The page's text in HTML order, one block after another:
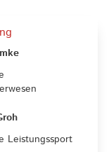
Leistungssport